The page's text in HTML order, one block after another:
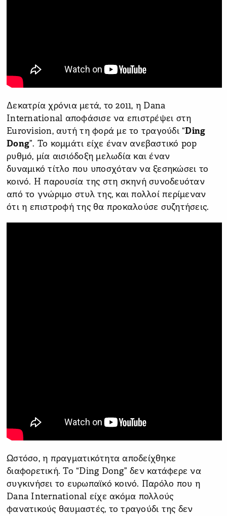
Δεκατρία χρόνια μετά, το 2011, η Dana
International αποφάσισε να επιστρέψει στη
Eurovision, αυτή τη φορά με το τραγούδι “Ding
Dong”. Το κομμάτι είχε έναν ανεβαστικό pop
ρυθμό, μία αισιόδοξη μελωδία και έναν
δυναμικό τίτλο που υποσχόταν να ξεσηκώσει το
κοινό. Η παρουσία της στη σκηνή συνοδευόταν
από το γνώριμο στυλ της, και πολλοί περίμεναν
ότι η επιστροφή της θα προκαλούσε συζητήσεις.
Ωστόσο, η πραγματικότητα αποδείχθηκε
διαφορετική. Το “Ding Dong” δεν κατάφερε να
συγκινήσει το ευρωπαϊκό κοινό. Παρόλο που η
Dana International είχε ακόμα πολλούς
φανατικούς θαυμαστές, το τραγούδι της δεν